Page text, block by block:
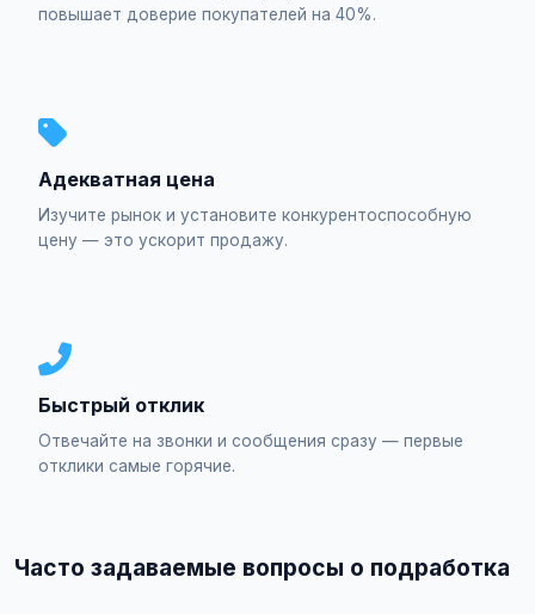
повышает доверие покупателей на 40%.
Адекватная цена
Изучите рынок и установите конкурентоспособную
цену — это ускорит продажу.
Быстрый отклик
Отвечайте на звонки и сообщения сразу — первые
отклики самые горячие.
Часто задаваемые вопросы о подработка